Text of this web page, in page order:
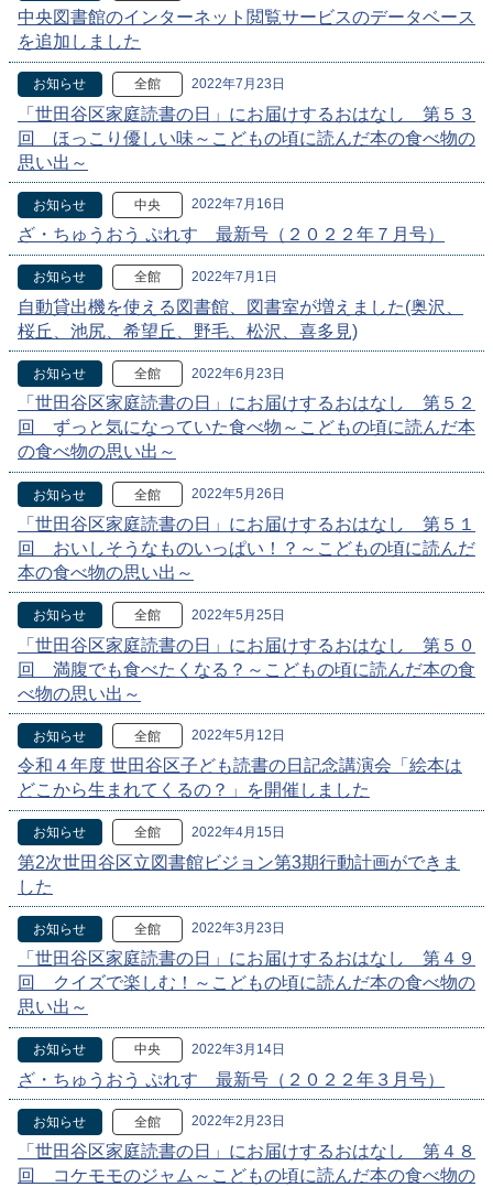
中央図書館のインターネット閲覧サービスのデータベース
を追加しました
お知らせ 全館 2022年7月23日
「世田谷区家庭読書の日」にお届けするおはなし 第５３
回 ほっこり優しい味～こどもの頃に読んだ本の食べ物の
思い出～
お知らせ 中央 2022年7月16日
ざ・ちゅうおう ぷれす 最新号（２０２２年７月号）
お知らせ 全館 2022年7月1日
自動貸出機を使える図書館、図書室が増えました(奥沢、
桜丘、池尻、希望丘、野毛、松沢、喜多見)
お知らせ 全館 2022年6月23日
「世田谷区家庭読書の日」にお届けするおはなし 第５２
回 ずっと気になっていた食べ物～こどもの頃に読んだ本
の食べ物の思い出～
お知らせ 全館 2022年5月26日
「世田谷区家庭読書の日」にお届けするおはなし 第５１
回 おいしそうなものいっぱい！？～こどもの頃に読んだ
本の食べ物の思い出～
お知らせ 全館 2022年5月25日
「世田谷区家庭読書の日」にお届けするおはなし 第５０
回 満腹でも食べたくなる？～こどもの頃に読んだ本の食
べ物の思い出～
お知らせ 全館 2022年5月12日
令和４年度 世田谷区子ども読書の日記念講演会「絵本は
どこから生まれてくるの？」を開催しました
お知らせ 全館 2022年4月15日
第2次世田谷区立図書館ビジョン第3期行動計画ができま
した
お知らせ 全館 2022年3月23日
「世田谷区家庭読書の日」にお届けするおはなし 第４９
回 クイズで楽しむ！～こどもの頃に読んだ本の食べ物の
思い出～
お知らせ 中央 2022年3月14日
ざ・ちゅうおう ぷれす 最新号（２０２２年３月号）
お知らせ 全館 2022年2月23日
「世田谷区家庭読書の日」にお届けするおはなし 第４８
回 コケモモのジャム～こどもの頃に読んだ本の食べ物の